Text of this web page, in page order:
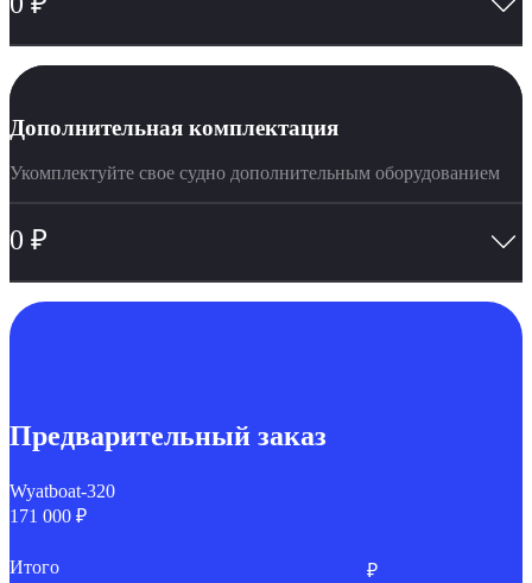
Дополнительная комплектация
Укомплектуйте свое судно дополнительным оборудованием
0 ₽
Предварительный заказ
Wyatboat-320
171 000 ₽
Итого ₽